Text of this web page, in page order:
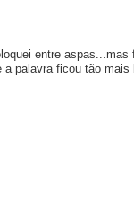
entre
palavra ficou tão